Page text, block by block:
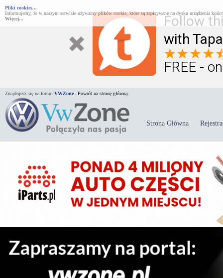
Follow
with
FREE -
Pliki cookies...
Informujemy, że w naszym serwisie używamy plików cookie, które są zapisywane na dysku urządzenia
Więcej...
Znajdujesz się na forum VWZone Powrót na stronę główną.
Strona Główna